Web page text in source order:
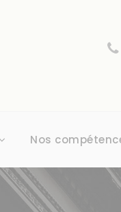
Nos